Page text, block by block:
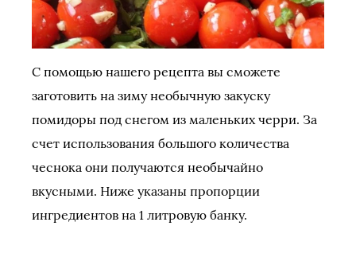
С помощью нашего рецепта вы сможете
заготовить на зиму необычную закуску
помидоры под снегом из маленьких черри. За
счет использования большого количества
чеснока они получаются необычайно
вкусными. Ниже указаны пропорции
ингредиентов на 1 литровую банку.